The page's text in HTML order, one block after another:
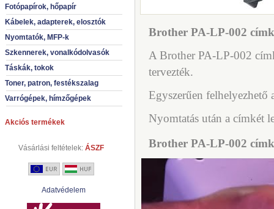
Fotópapírok, hőpapír
Kábelek, adapterek, elosztók
Nyomtatók, MFP-k
Szkennerek, vonalkódolvasók
Táskák, tokok
Toner, patron, festékszalag
Varrógépek, hímzőgépek
Akciós termékek
Vásárlási feltételek: ÁSZF
Adatvédelem
Brother PA-LP-002
A Brother PA-LP-002
tervezték.
Egyszerűen felhelyezhető
Nyomtatás után a címkét
Brother PA-LP-002